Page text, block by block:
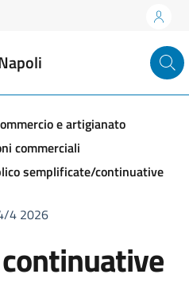
e artigianato
commerciali
semplificate/continuative
4 2026